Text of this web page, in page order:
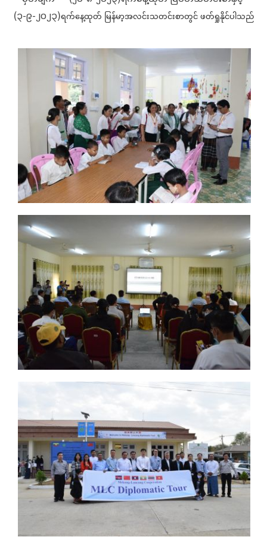
(၃-၉-၂၀၂၃)ရက်နေ့ထုတ် မြန်မာ့အလင်းသတင်းစာတွင် ဖတ်ရှုနိုင်ပါသည်